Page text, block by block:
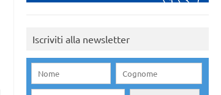
Iscriviti alla newsletter